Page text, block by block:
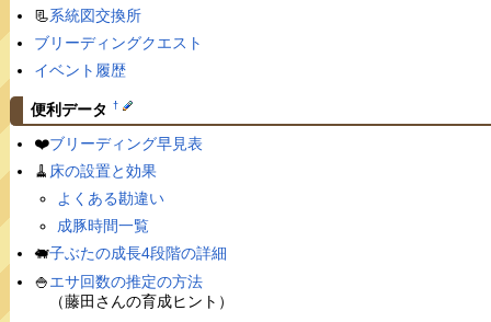
📃系統図交換所
ブリーディングクエスト
イベント履歴
便利データ †
❤️ブリーディング早見表
🧹 床の設置と効果
よくある勘違い
成豚時間一覧
🐖子ぶたの成長4段階の詳細
🍚エサ回数の推定の方法
（藤田さんの育成ヒント）